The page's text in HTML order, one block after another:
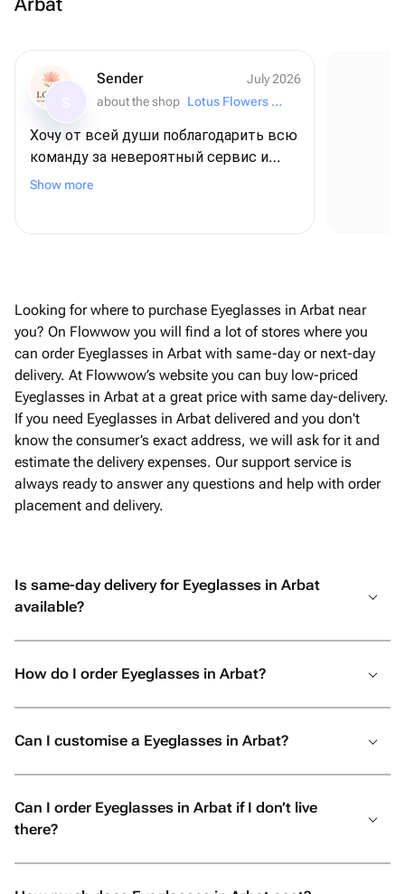
Sender
July 2026
about the shop
Lotus Flowers and Gifts
Хочу от всей души поблагодарить всю
команду за невероятный сервис и
внимание к деталям! ❤️ Для меня этот
постоянно на связи, отвечала на все
вопросы и подарила мне полное
спокойствие и уверенность В итоге
всё было даже лучше, чем я могла
представить! Безумно вкусный торт,
роскошные шарики, красивая
упаковка, а самое трогательное - мою
открытку с пожеланиями аккуратно
переписали от руки. Папа был
счастлив, и для меня это самое
незабываемым. От всей души
рекомендую! Если вы хотите подарить
уверенными, что всё будет
точно не пожалеете!
Show more
Looking for where to purchase Eyeglasses in Arbat near
you? On Flowwow you will find a lot of stores where you
can order Eyeglasses in Arbat with same-day or next-day
delivery. At Flowwow’s website you can buy low-priced
Eyeglasses in Arbat at a great price with same day-delivery.
If you need Eyeglasses in Arbat delivered and you don't
know the consumer’s exact address, we will ask for it and
estimate the delivery expenses. Our support service is
always ready to answer any questions and help with order
placement and delivery.
Is same-day delivery for Eyeglasses in Arbat
available?
How do I order Eyeglasses in Arbat?
Can I customise a Eyeglasses in Arbat?
Can I order Eyeglasses in Arbat if I don’t live
there?